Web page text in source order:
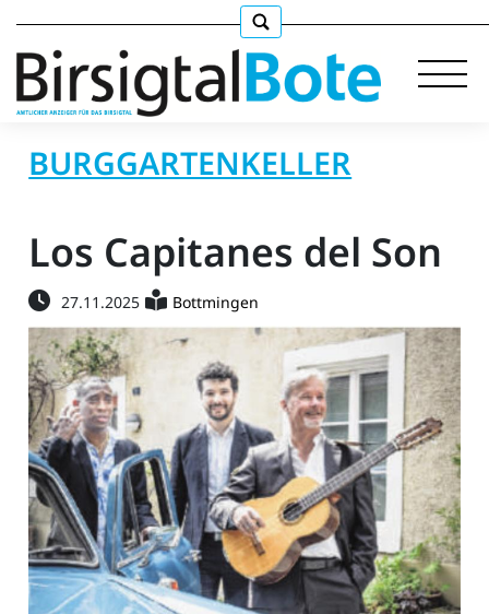
E-
Paper
BURGGARTENKELLER
Los Capitanes del Son
27.11.2025 Bottmingen